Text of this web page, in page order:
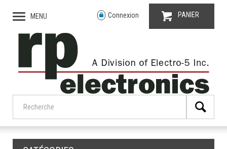
MENU Connexion PANIER